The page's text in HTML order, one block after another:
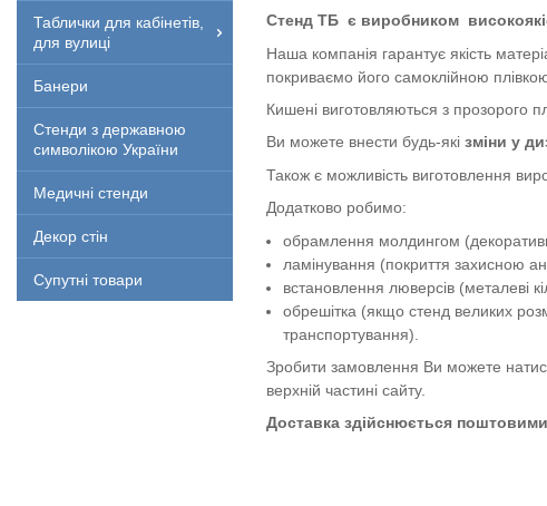
Таблички для кабінетів,
для вулиці
Банери
Стенди з державною
символікою України
Медичні стенди
Декор стін
Супутні товари
Стенд ТБ є виробником
Наша компанія гарантує якість
покриваємо його самоклійною
Кишені виготовляються з прозорого
Ви можете внести будь-які зміни у
Також є можливість виготовлення
Додатково робимо:
обрамлення молдингом
ламінування (покриття захисною
встановлення люверсів (металеві
обрешітка (якщо стенд великих
транспортування).
Зробити замовлення Ви можете
верхній частині сайту.
Доставка здійснюється